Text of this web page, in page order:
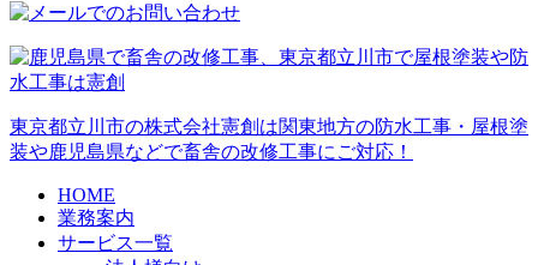
東京都立川市の株式会社憲創は関東地方の防水工事・屋根塗
装や鹿児島県などで畜舎の改修工事にご対応！
HOME
業務案内
サービス一覧